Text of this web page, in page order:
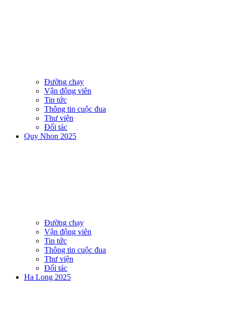
Đường chạy
Vận động viên
Tin tức
Thông tin cuộc đua
Thư viện
Đối tác
Quy Nhon 2025
Đường chạy
Vận động viên
Tin tức
Thông tin cuộc đua
Thư viện
Đối tác
Ha Long 2025